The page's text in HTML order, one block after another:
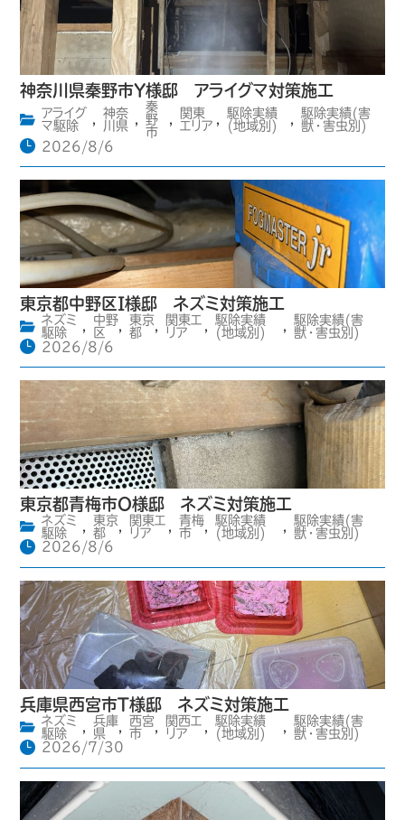
神奈川県秦野市Y様邸 アライグマ対策施工
アライグ
マ駆除
,
神奈
川県 ,
秦
野
市
,
関東
エリア ,
駆除実績
(地域別)
,
駆除実績(害
獣・害虫別)
2026/8/6
東京都中野区I様邸 ネズミ対策施工
ネズミ
駆除
,
中野
区
,
東京
都
,
関東エ
リア
,
駆除実績
(地域別)
,
駆除実績(害
獣・害虫別)
2026/8/6
東京都青梅市O様邸 ネズミ対策施工
ネズミ
駆除
,
東京
都
,
関東エ
リア
,
青梅
市
,
駆除実績
(地域別)
,
駆除実績(害
獣・害虫別)
2026/8/6
兵庫県西宮市T様邸 ネズミ対策施工
ネズミ
駆除
,
兵庫
県
,
西宮
市
,
関西エ
リア
,
駆除実績
(地域別)
,
駆除実績(害
獣・害虫別)
2026/7/30